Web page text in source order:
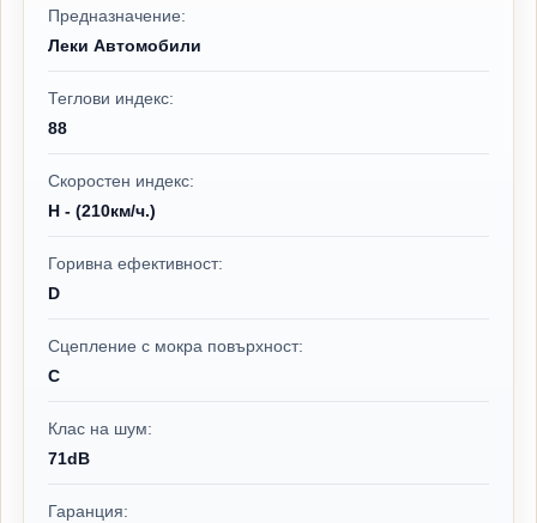
Предназначение:
Леки Автомобили
Теглови индекс:
88
Скоростен индекс:
H - (210км/ч.)
Горивна ефективност:
D
Сцепление с мокра повърхност:
C
Клас на шум:
71dB
Гаранция: